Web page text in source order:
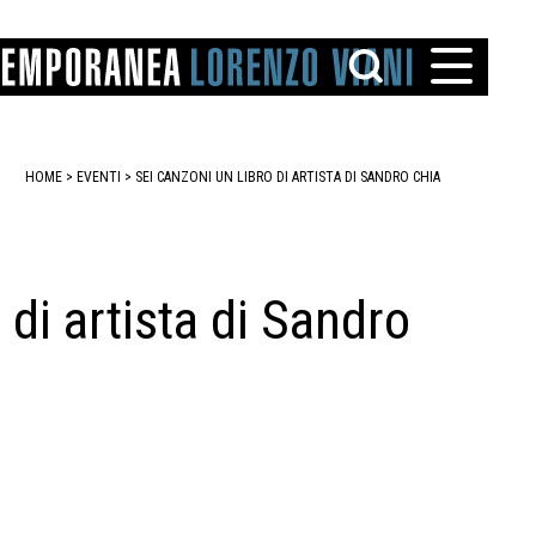
HOME > EVENTI > SEI CANZONI UN LIBRO DI ARTISTA DI SANDRO CHIA
di artista di Sandro